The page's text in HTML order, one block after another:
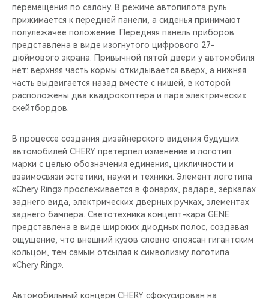
перемещения по салону. В режиме автопилота руль
прижимается к передней панели, а сиденья принимают
полулежачее положение. Передняя панель приборов
представлена в виде изогнутого цифрового 27-
дюймового экрана. Привычной пятой двери у автомобиля
нет: верхняя часть кормы откидывается вверх, а нижняя
часть выдвигается назад вместе с нишей, в которой
расположены два квадрокоптера и пара электрических
скейтбордов.
В процессе создания дизайнерского видения будущих
автомобилей CHERY претерпел изменение и логотип
марки с целью обозначения единения, цикличности и
взаимосвязи эстетики, науки и техники. Элемент логотипа
«Chery Ring» прослеживается в фонарях, радаре, зеркалах
заднего вида, электрических дверных ручках, элементах
заднего бампера. Светотехника концепт-кара GENE
представлена в виде широких диодных полос, создавая
ощущение, что внешний кузов словно опоясан гигантским
кольцом, тем самым отсылая к символизму логотипа
«Chery Ring».
Автомобильный концерн CHERY сфокусирован на